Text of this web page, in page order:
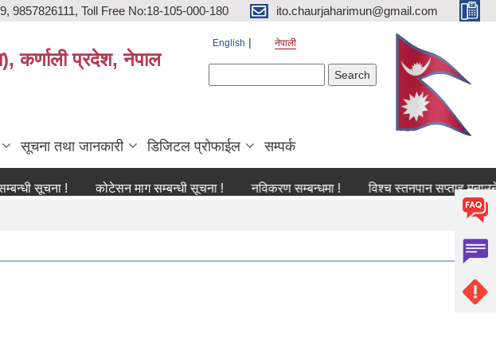
9857826111, Toll Free No:18-105-000-180 ito.chaurjaharimun@gmail.com
कर्णाली प्रदेश, नेपाल
English नेपाली
सूचना तथा जानकारी डिजिटल प्रोफाईल सम्पर्क
! कोटेसन माग सम्बन्धी सूचना ! नविकरण सम्बन्धमा ! विश्च स्तनपान सप्ताह मनाउने